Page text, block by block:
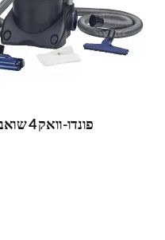
פונדו-וואק 4 שואב מים